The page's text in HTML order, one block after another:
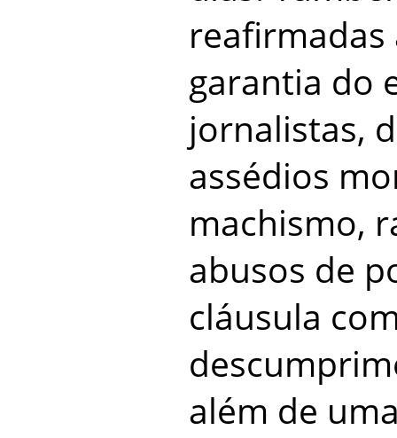
garantia do
jornalistas,
assédios
machismo,
abusos de
cláusula
além de